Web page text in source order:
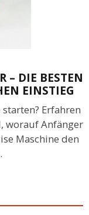
– DIE BESTEN
EINSTIEG
Erfahren
worauf Anfänger
Maschine den